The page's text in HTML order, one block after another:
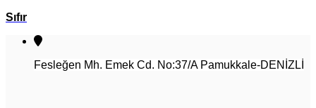
Sıfır
Fesleğen Mh. Emek Cd. No:37/A Pamukkale-DENİZLİ